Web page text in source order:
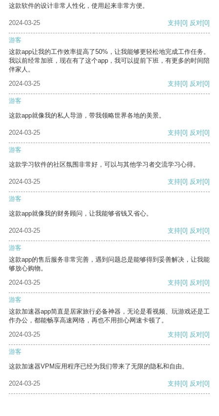
这款软件的设计非常人性化，使用起来非常方便。
2024-03-25 支持[0] 反对[0]
游客
这款app让我的工作效率提高了50%，让我能够更轻松地完成工作任务。
我以前经常加班，现在有了这个app，我可以提前下班，有更多的时间陪
伴家人。
2024-03-25
支持[0] 反对[0]
游客
这款app就像我的私人导游，带我领略世界各地的美景。
2024-03-25 支持[0] 反对[0]
游客
这款学习软件的社区氛围非常好，可以与其他学习者交流学习心得。
2024-03-25 支持[0] 反对[0]
游客
这款app就像我的财务顾问，让我能够省钱又省心。
2024-03-25 支持[0] 反对[0]
游客
这款app的售后服务非常完善，遇到问题总是能够得到妥善解决，让我能
够放心购物。
2024-03-25
支持[0] 反对[0]
游客
这款加速器app简直是居家旅行必备神器，无论是看视频、玩游戏还是工
作办公，都能畅享高速网络，再也不用担心网速卡顿了。
2024-03-25
支持[0] 反对[0]
游客
这款加速器VPM应用程序已经为我们带来了无限的隐私和自由。
2024-03-25 支持[0] 反对[0]